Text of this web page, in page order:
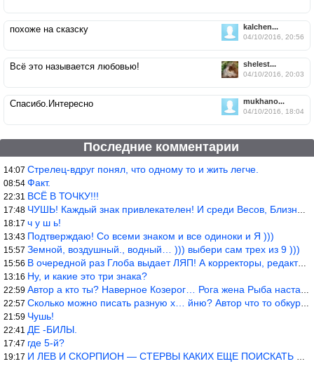
kalchen...
04/10/2016, 20:56
похоже на сказску
shelest...
04/10/2016, 20:03
Всё это называется любовью!
mukhano...
04/10/2016, 18:04
Спасибо.Интересно
Последние комментарии
14:07 Стрелец-вдруг понял, что одному то и жить легче.
08:54 Факт.
22:31 ВСЁ В ТОЧКУ!!!
17:48 ЧУШЬ! Каждый знак привлекателен! И среди Весов, Близнецов встреч
18:17 ч у ш ь!
13:43 Подтверждаю! Со всеми знаком и все одиноки и Я )))
15:57 Земной, воздушный., водный… ))) выбери сам трех из 9 )))
15:56 В очередной раз Глоба выдает ЛЯП! А корректоры, редакторы пропус
13:16 Ну, и какие это три знака?
22:59 Автор а кто ты? Наверное Козерог… Рога жена Рыба наставила ))
22:57 Сколько можно писать разную х… йню? Автор что то обкурился?
21:59 Чушь!
22:41 ДЕ -БИЛЫ.
17:47 где 5-й?
19:17 И ЛЕВ И СКОРПИОН — СТЕРВЫ КАКИХ ЕЩЕ ПОИСКАТЬ НАДО